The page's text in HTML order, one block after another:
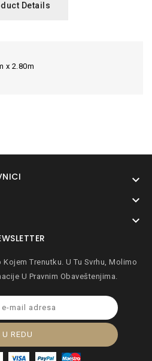
Details
x 2.80m



Trenutku. U Tu Svrhu, Molimo
U Pravnim Obaveštenjima.